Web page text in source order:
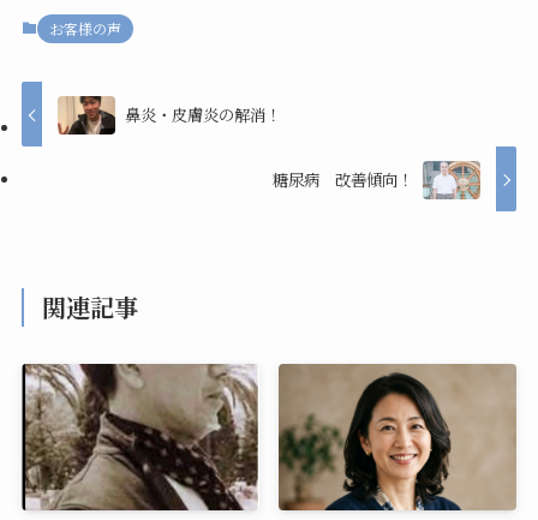
お客様の声
鼻炎・皮膚炎の解消！
糖尿病 改善傾向！
関連記事